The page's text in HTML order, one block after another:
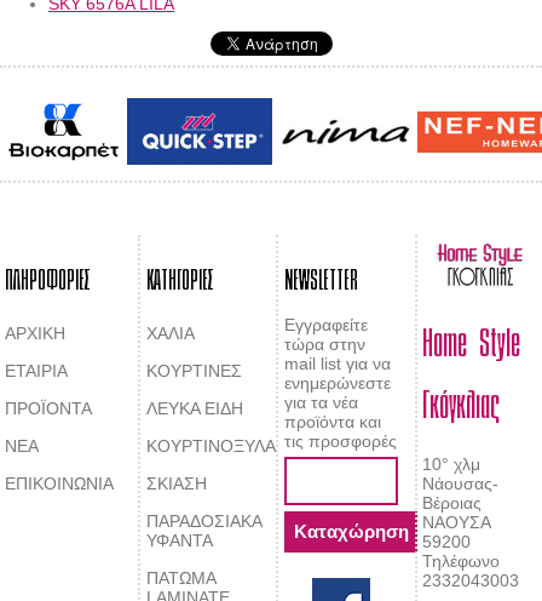
ΠΛΗΡΟΦΟΡΙΕΣ
ΑΡΧΙΚΗ
ΕΤΑΙΡΙΑ
ΠΡΟΪΟΝΤΑ
ΝΕΑ
ΕΠΙΚΟΙΝΩΝΙΑ
ΚΑΤΗΓΟΡΙΕΣ
ΧΑΛΙΑ
ΚΟΥΡΤΙΝΕΣ
ΛΕΥΚΑ ΕΙΔΗ
ΚΟΥΡΤΙΝΟΞΥΛΑ
ΣΚΙΑΣΗ
ΠΑΡΑΔΟΣΙΑΚΑ
ΥΦΑΝΤΑ
ΠΑΤΩΜΑ
NEWSLETTER
Εγγραφείτε
τώρα στην
mail list για να
ενημερώνεστε
για τα νέα
προϊόντα και
τις προσφορές
Home Style
Γκόγκλιας
10° χλμ
Νάουσας-
Βέροιας
ΝΑΟΥΣΑ
59200
Τηλέφωνο
2332043003